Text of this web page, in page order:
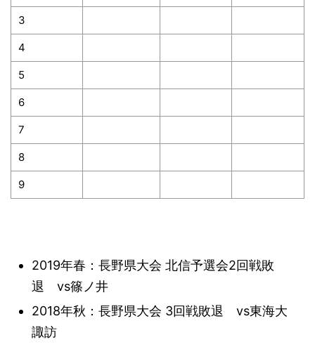
3
4
5
6
7
8
9
2019年春：長野県大会 北信予選会2回戦敗
退 vs篠ノ井
2018年秋：長野県大会 3回戦敗退 vs東海大
諏訪